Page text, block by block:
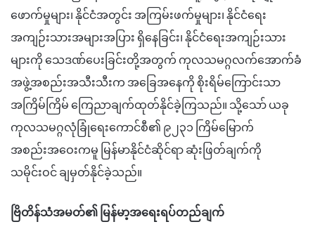
ဖောက်မှုများ၊ နိုင်ငံအတွင်း အကြမ်းဖက်မှုများ၊ နိုင်ငံရေး
အကျဉ်းသားအများအပြား ရှိနေခြင်း၊ နိုင်ငံရေးအကျဉ်းသား
များကို သေဒဏ်ပေးခြင်းတို့အတွက် ကုလသမဂ္ဂလက်အောက်ခံ
အဖွဲ့အစည်းအသီးသီးက အခြေအနေကို စိုးရိမ်ကြောင်းသာ
အကြိမ်ကြိမ် ကြေညာချက်ထုတ်နိုင်ခဲ့ကြသည်။ သို့သော် ယခု
ကုလသမဂ္ဂလုံခြုံရေးကောင်စီ၏ ၉၂၃၁ ကြိမ်မြောက်
အစည်းအဝေးကမူ မြန်မာနိုင်ငံဆိုင်ရာ ဆုံးဖြတ်ချက်ကို
သမိုင်းဝင် ချမှတ်နိုင်ခဲ့သည်။
ဗြိတိန်သံအမတ်၏ မြန်မာ့အရေးရပ်တည်ချက်